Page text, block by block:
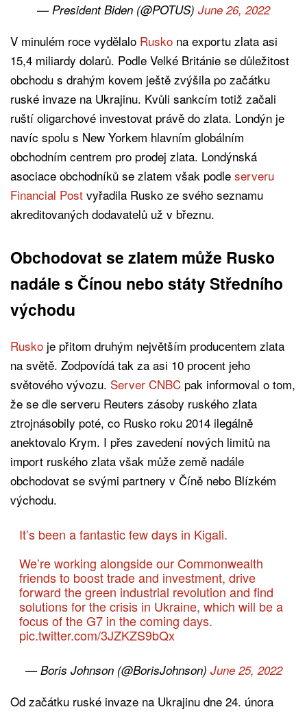
— President Biden (@POTUS) June 26, 2022
V minulém roce vydělalo Rusko na exportu zlata asi
15,4 miliardy dolarů. Podle Velké Británie se důležitost
obchodu s drahým kovem ještě zvýšila po začátku
ruské invaze na Ukrajinu. Kvůli sankcím totiž začali
ruští oligarchové investovat právě do zlata. Londýn je
navíc spolu s New Yorkem hlavním globálním
obchodním centrem pro prodej zlata. Londýnská
asociace obchodníků se zlatem však podle serveru
Financial Post vyřadila Rusko ze svého seznamu
akreditovaných dodavatelů už v březnu.
Obchodovat se zlatem může Rusko
nadále s Čínou nebo státy Středního
východu
Rusko je přitom druhým největším producentem zlata
na světě. Zodpovídá tak za asi 10 procent jeho
světového vývozu. Server CNBC pak informoval o tom,
že se dle serveru Reuters zásoby ruského zlata
ztrojnásobily poté, co Rusko roku 2014 ilegálně
anektovalo Krym. I přes zavedení nových limitů na
import ruského zlata však může země nadále
obchodovat se svými partnery v Číně nebo Blízkém
východu.
It’s been a fantastic few days in Kigali.
We’re working alongside our Commonwealth
friends to boost trade and investment, drive
forward the green industrial revolution and find
solutions for the crisis in Ukraine, which will be a
focus of the G7 in the coming days.
pic.twitter.com/3JZKZS9bQx
— Boris Johnson (@BorisJohnson) June 25, 2022
Od začátku ruské invaze na Ukrajinu dne 24. února